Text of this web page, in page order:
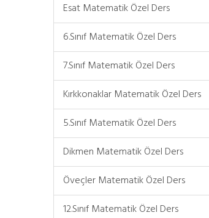
Esat Matematik Özel Ders
6.Sınıf Matematik Özel Ders
7.Sınıf Matematik Özel Ders
Kırkkonaklar Matematik Özel Ders
5.Sınıf Matematik Özel Ders
Dikmen Matematik Özel Ders
Öveçler Matematik Özel Ders
12.Sınıf Matematik Özel Ders